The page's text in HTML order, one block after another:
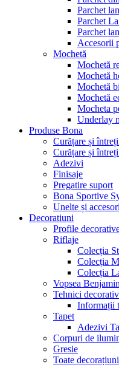
Parchet
Parchet
Parchet
Accesorii
Mochetă
Mochetă
Mochetă
Mochetă
Mochetă
Mocheta
Underlay
Produse Bona
Curățare și
Curățare și
Adezivi
Finisaje
Pregatire suport
Bona Sportive
Unelte și
Decoratiuni
Profile
Riflaje
Colecția
Colecția
Colecția
Vopsea
Tehnici
Informații
Tapet
Adezivi
Corpuri de
Gresie
Toate